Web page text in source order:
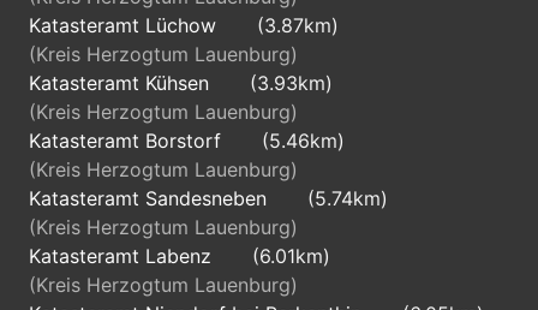
Katasteramt Lüchow
(3.87km)
(Kreis Herzogtum Lauenburg)
Katasteramt Kühsen
(3.93km)
(Kreis Herzogtum Lauenburg)
Katasteramt Borstorf
(5.46km)
(Kreis Herzogtum Lauenburg)
Katasteramt Sandesneben
(5.74km)
(Kreis Herzogtum Lauenburg)
Katasteramt Labenz
(6.01km)
(Kreis Herzogtum Lauenburg)